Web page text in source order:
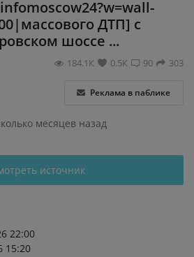
ДТП] с
шоссе ...
303
90
0.5К
184.1К
Реклама в паблике
месяцев назад
источник
22:00
15:20